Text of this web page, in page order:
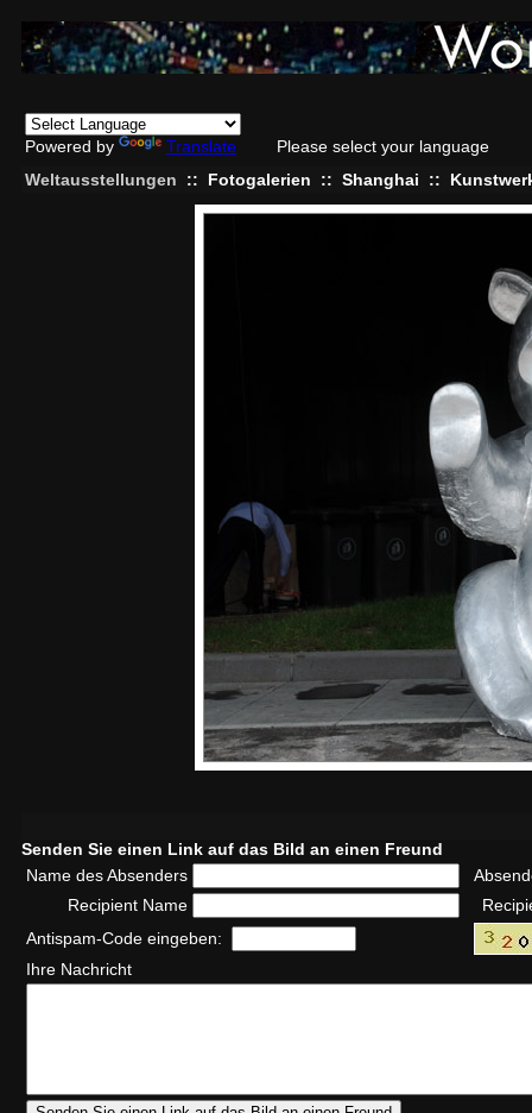
Powered by Translate
Please select your language
Weltausstellungen
:: Fotogalerien :: Shanghai ::
Senden Sie einen Link auf das Bild an einen Freund
Name des Absenders
Recipient Name
Antispam-Code eingeben:
Ihre Nachricht